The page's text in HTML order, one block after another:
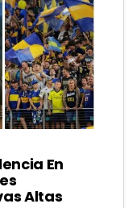
En
Altas